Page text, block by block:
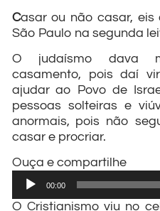
Casar ou não casar,
São Paulo na segunda
O judaísmo dava
casamento, pois daí
ajudar ao Povo de
pessoas solteiras e
anormais, pois não
casar e procriar.
Ouça e compartilhe
Tocador
00:00
O Cristianismo viu no